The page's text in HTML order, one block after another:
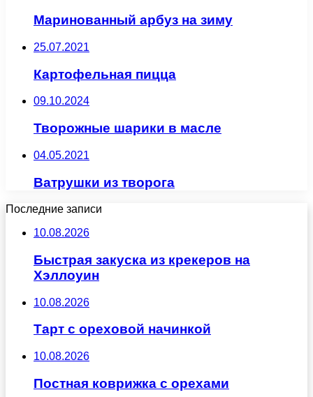
Маринованный арбуз на зиму
25.07.2021
Картофельная пицца
09.10.2024
Творожные шарики в масле
04.05.2021
Ватрушки из творога
Последние записи
10.08.2026
Быстрая закуска из крекеров на
Хэллоуин
10.08.2026
Тарт с ореховой начинкой
10.08.2026
Постная коврижка с орехами